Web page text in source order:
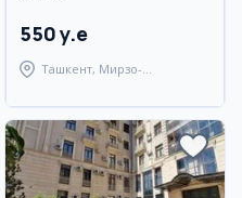
550 y.e
Ташкент, Мирзо-